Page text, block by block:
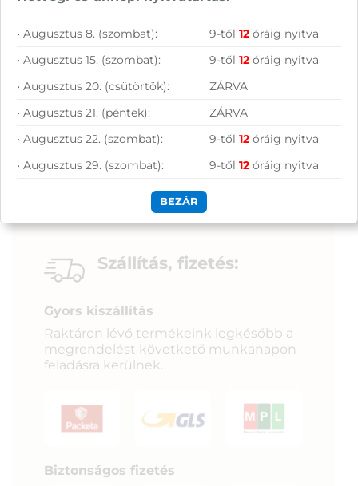
50 000 Ft felett ingyenes szállítás
Szolgáltatásaink vállalkozásoknak
Szállítás, fizetés:
Gyors kiszállítás
Raktáron lévő termékeink legkésőbb a
megrendelést követkető munkanapon
feladásra kerülnek.
Biztonságos fizetés
• Augusztus 8. (szombat): 9-től12 óráig nyitva
• Augusztus 15. (szombat):
9-től12 óráig nyitva
• Augusztus 20. (csütörtök):
ZÁRVA
• Augusztus 21. (péntek):
ZÁRVA
• Augusztus 22. (szombat):
9-től12 óráig nyitva
• Augusztus 29. (szombat):
9-től12 óráig nyitva
BEZÁR